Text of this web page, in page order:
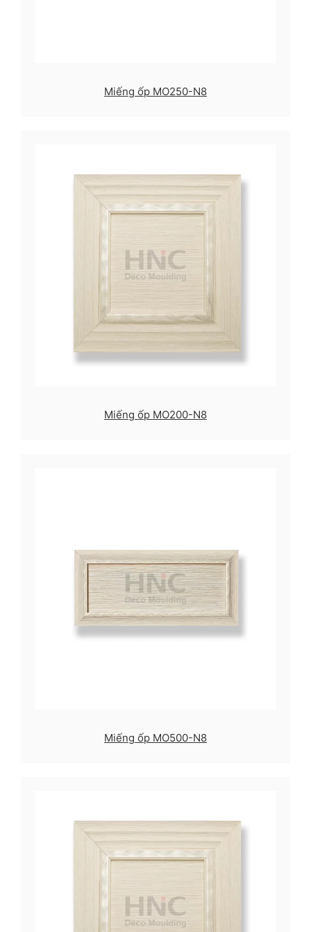
Miếng ốp MO250-N8
Miếng ốp MO200-N8
Miếng ốp MO500-N8